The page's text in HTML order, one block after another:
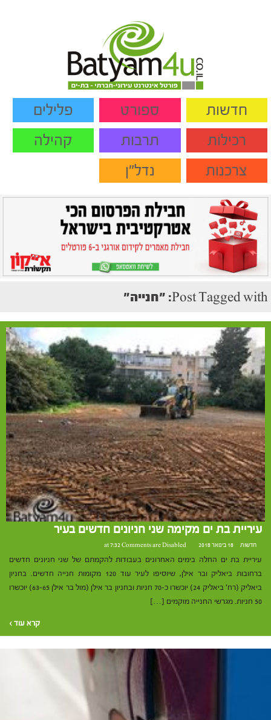
חדשות ספורט
פלילים
רכילות
תרבות
קהילה
צרכנות
נדל"ן
Post Tagged with: "חנייה"
עיריית בת ים מקימה שני חניונים חדשים בעיר
חדשות 18 בינואר 2018 at 7:32 Comments are Disabled
עיריית בת ים החלה בימים האחרונים בעבודות להקמתם של שני חניונים חדשים
ברחובות ביאליק ובר אילן, שיוסיפו לעיר עוד 120 מקומות חנייה חדשים. בחניון
ביאליק (רח' ביאליק 24) יוכשרו כ-70 חניות ובחניון בר אילן (מול בר אילן 63-65) יוכשרו
50 חניות. מגרשי החנייה מוקמים […]
קרא עוד ›